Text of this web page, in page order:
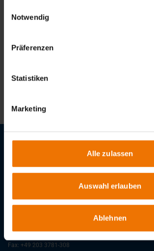
Notwendig
Präferenzen
Statistiken
Marketing
Alle zulassen
Auswahl erlauben
Ablehnen
Noch keine Auswahl getroffen
Downloads
GSI - Gesellschaft für Schweißtechnik International
Fax: +49 203 3781-308